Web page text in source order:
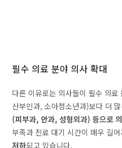
필수 의료 분야 의사 확대
다른 이유로는 의사들이 필수 의
산부인과, 소아청소년과)보다 더
(피부과, 안과, 성형외과) 등으로
부족과 진료 대기 시간이 매우 길
저하되고 있습니다.